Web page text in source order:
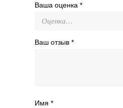
Ваша оценка *
Ваш отзыв *
Имя *